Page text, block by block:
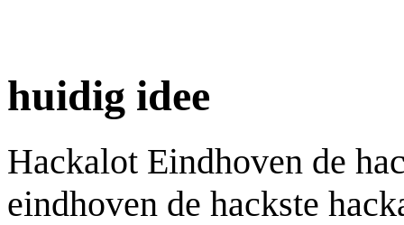
huidig idee
Hackalot Eindhoven de
eindhoven de hackste